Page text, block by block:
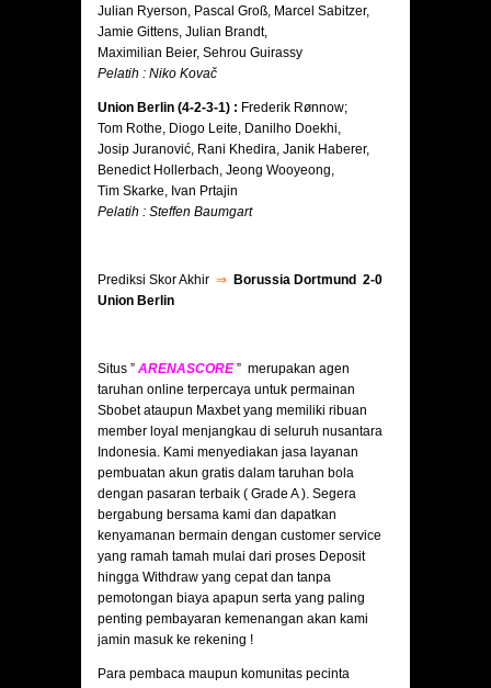
Julian Ryerson, Pascal Groß, Marcel Sabitzer,
Jamie Gittens, Julian Brandt,
Maximilian Beier, Sehrou Guirassy
Pelatih : Niko Kovač
Union Berlin (4-2-3-1) : Frederik Rønnow;
Tom Rothe, Diogo Leite, Danilho Doekhi,
Josip Juranović, Rani Khedira, Janik Haberer,
Benedict Hollerbach, Jeong Wooyeong,
Tim Skarke, Ivan Prtajin
Pelatih : Steffen Baumgart
Prediksi Skor Akhir ⇒ Borussia Dortmund 2-0
Union Berlin
Situs ” ARENASCORE” merupakan agen
taruhan online terpercaya untuk permainan
Sbobet ataupun Maxbet yang memiliki ribuan
member loyal menjangkau di seluruh nusantara
Indonesia. Kami menyediakan jasa layanan
pembuatan akun gratis dalam taruhan bola
dengan pasaran terbaik ( Grade A ). Segera
bergabung bersama kami dan dapatkan
kenyamanan bermain dengan customer service
yang ramah tamah mulai dari proses Deposit
hingga Withdraw yang cepat dan tanpa
pemotongan biaya apapun serta yang paling
penting pembayaran kemenangan akan kami
jamin masuk ke rekening !
Para pembaca maupun komunitas pecinta